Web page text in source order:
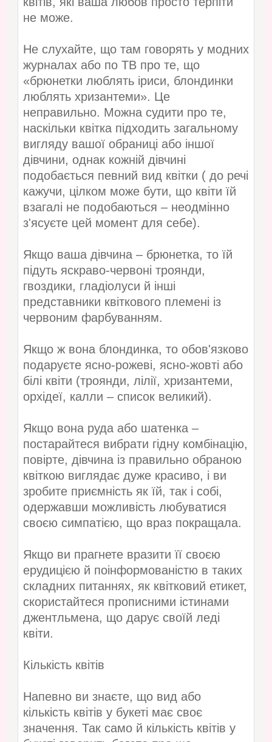
не може.
Не слухайте, що там говорять у модних
журналах або по ТВ про те, що
«брюнетки люблять іриси, блондинки
люблять хризантеми». Це
неправильно. Можна судити про те,
наскільки квітка підходить загальному
вигляду вашої обраниці або іншої
дівчини, однак кожній дівчині
подобається певний вид квітки ( до речі
кажучи, цілком може бути, що квіти їй
взагалі не подобаються – неодмінно
з'ясуєте цей момент для себе).
Якщо ваша дівчина – брюнетка, то їй
підуть яскраво-червоні троянди,
гвоздики, гладіолуси й інші
представники квіткового племені із
червоним фарбуванням.
Якщо ж вона блондинка, то обов'язково
подаруєте ясно-рожеві, ясно-жовті або
білі квіти (троянди, лілії, хризантеми,
орхідеї, калли – список великий).
Якщо вона руда або шатенка –
постарайтеся вибрати гідну комбінацію,
повірте, дівчина із правильно обраною
квіткою виглядає дуже красиво, і ви
зробите приємність як їй, так і собі,
одержавши можливість любуватися
своєю симпатією, що враз покращала.
Якщо ви прагнете вразити її своєю
ерудицією й поінформованістю в таких
складних питаннях, як квітковий етикет,
скористайтеся прописними істинами
джентльмена, що дарує своїй леді
квіти.
Кількість квітів
Напевно ви знаєте, що вид або
кількість квітів у букеті має своє
значення. Так само й кількість квітів у